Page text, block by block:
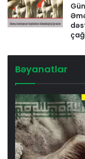
Bəyanatlar